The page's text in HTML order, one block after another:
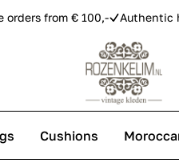
orders from € 100,- Authentic
Cushions